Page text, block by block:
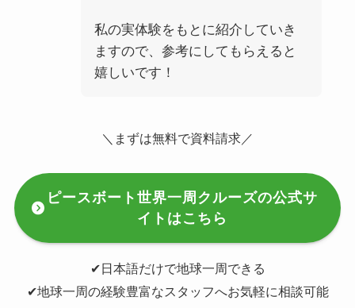
私の実体験をもとに紹介していき
ますので、参考にしてもらえると
嬉しいです！
＼まずは無料で資料請求／
ピースボート世界一周クルーズの公式サ
イトはこちら
✔︎日本語だけで地球一周できる
✔︎地球一周の経験豊富なスタッフへお気軽に相談可能